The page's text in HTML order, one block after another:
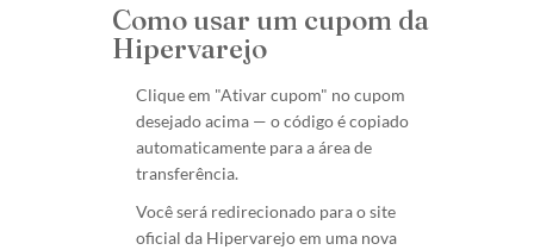
Como usar um cupom da
Hipervarejo
Clique em "Ativar cupom" no cupom
desejado acima — o código é copiado
automaticamente para a área de
transferência.
Você será redirecionado para o site
oficial da Hipervarejo em uma nova